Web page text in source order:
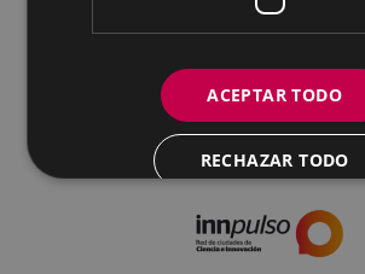
kultura@eibar.eus
IFZ: P2003100A | DIR3
ACEPTAR TODO
RECHAZAR TODO
MOSTRAR DETALLES